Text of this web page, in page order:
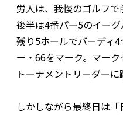
労人は、我慢のゴルフ
後半は4番パー5のイーグ
残り5ホールでバーディ
ー・66をマーク。マー
トーナメントリーダーに
しかしながら最終日は